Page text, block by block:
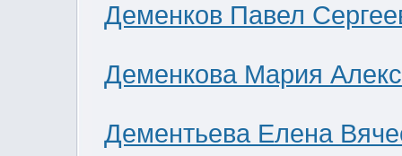
Деменков Павел
Деменкова Мария
Дементьева Елена